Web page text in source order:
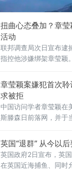
扭曲心态叠加？章
活动
联邦调查局次日宣布逮
指控他涉嫌绑架章莹颖
索，相信章莹颖已经遇
章莹颖案嫌犯首次
求被拒
中国访问学者章莹颖在
斯滕森日前落网，并于
在7月5日继续第二次聆
绝交代，章莹颖仍下落
人盼望早日带她回家，
能够判他死刑。
英国“退群” 从今以
英国政府2日宣布，英
在英国近海捕鱼、同时